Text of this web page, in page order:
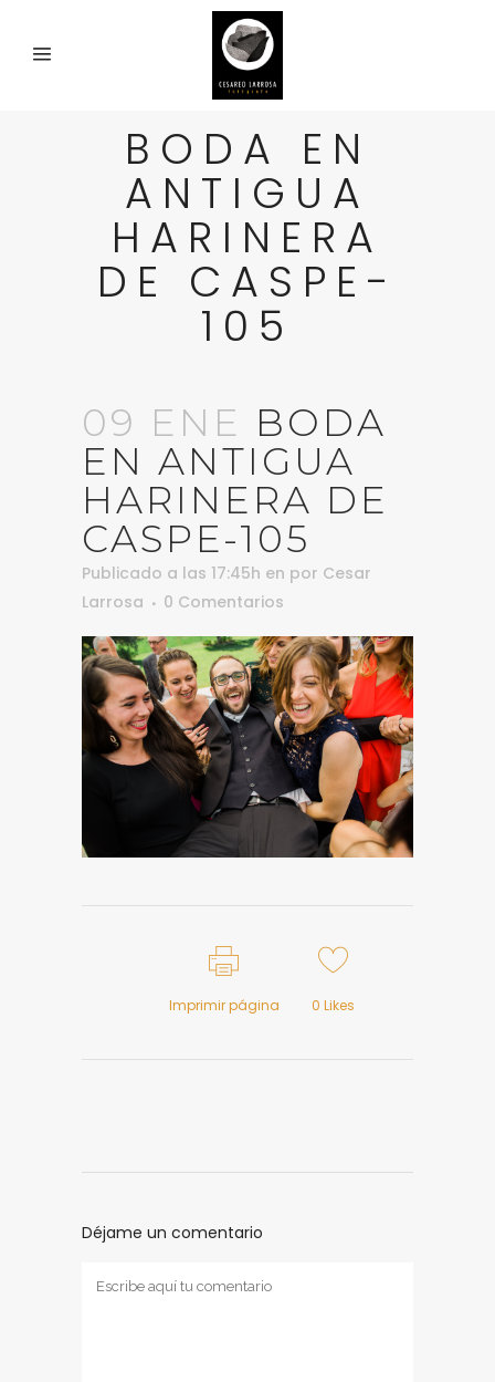
BODA EN
ANTIGUA
HARINERA
DE CASPE-
105
09 ENE BODA
EN ANTIGUA
HARINERA DE
CASPE-105
Publicado a las 17:45h en por Cesar
Larrosa
0 Comentarios
Imprimir página 0 Likes
Déjame un comentario